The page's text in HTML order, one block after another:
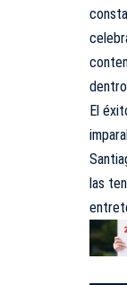
El
las